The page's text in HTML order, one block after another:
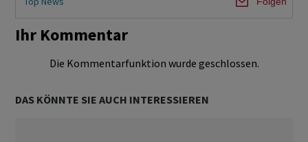
Ihr Kommentar
Die Kommentarfunktion wurde geschlossen.
DAS KÖNNTE SIE AUCH INTERESSIEREN